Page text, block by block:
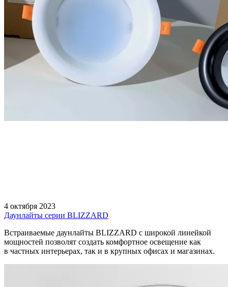
4 октября 2023
Даунлайты серии BLIZZARD
Встраиваемые даунлайты BLIZZARD с широкой линейкой
мощностей позволят создать комфортное освещение как
в частных интерьерах, так и в крупных офисах и магазинах.